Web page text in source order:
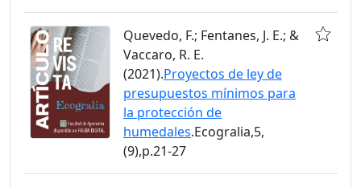
Quevedo, F.; Fentanes, J. E.; &
Vaccaro, R. E.
(2021).Proyectos de ley de
presupuestos mínimos para
la protección de
humedales.Ecogralia,5,
(9),p.21-27